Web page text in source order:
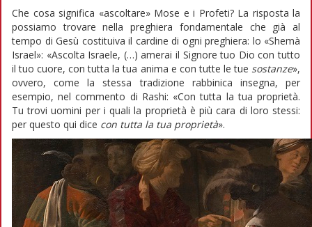
Che cosa significa «ascoltare» Mose e i Profeti? La risposta la
possiamo trovare nella preghiera fondamentale che già al
tempo di Gesù costituiva il cardine di ogni preghiera: lo «Shemà
Israel»: «Ascolta Israele, (…) amerai il Signore tuo Dio con tutto
il tuo cuore, con tutta la tua anima e con tutte le tue sostanze»,
ovvero, come la stessa tradizione rabbinica insegna, per
esempio, nel commento di Rashi: «Con tutta la tua proprietà.
Tu trovi uomini per i quali la proprietà è più cara di loro stessi:
per questo qui dice con tutta la tua proprietà».